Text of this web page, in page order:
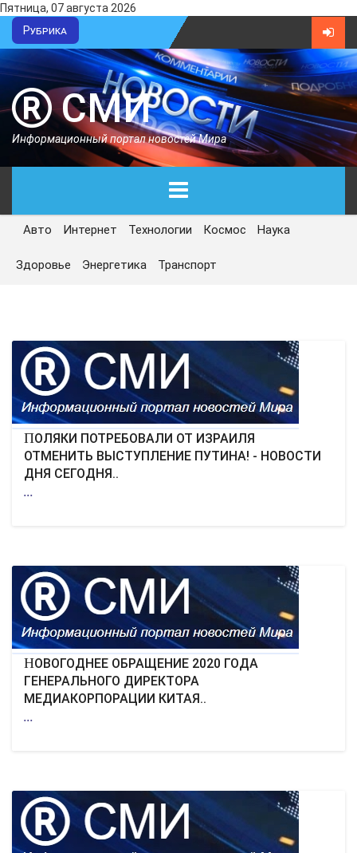
Пятница, 07 августа 2026
Рубрика
СМИ
Информационный портал новостей Мира
ГЛАВНАЯ
СЕГОДНЯ
ЭКОНОМИКА
КУЛЬТУРА
СПОРТ
ВОЕННЫЕ ДЕЙСТВИЯ
Авто Интернет Технологии Космос Наука
Здоровье Энергетика Транспорт
ПОЛЯКИ ПОТРЕБОВАЛИ ОТ ИЗРАИЛЯ
ОТМЕНИТЬ ВЫСТУПЛЕНИЕ ПУТИНА! - НОВОСТИ
ДНЯ СЕГОДНЯ..
...
НОВОГОДНЕЕ ОБРАЩЕНИЕ 2020 ГОДА
ГЕНЕРАЛЬНОГО ДИРЕКТОРА
МЕДИАКОРПОРАЦИИ КИТАЯ..
...